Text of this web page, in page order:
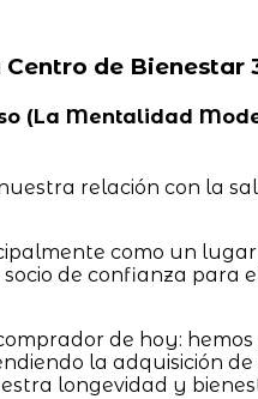
de Bienestar
(La Mentalidad
relación con la
como un
de confianza para
de hoy: hemos
la adquisición
longevidad y